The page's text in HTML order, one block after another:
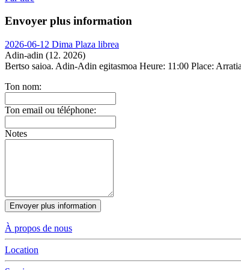
Envoyer plus information
2026-06-12 Dima Plaza librea
Adin-adin (12. 2026)
Bertso saioa. Adin-Adin egitasmoa Heure: 11:00 Place:
Ton nom:
Ton email ou téléphone:
Notes
Envoyer plus information
À propos de nous
Location